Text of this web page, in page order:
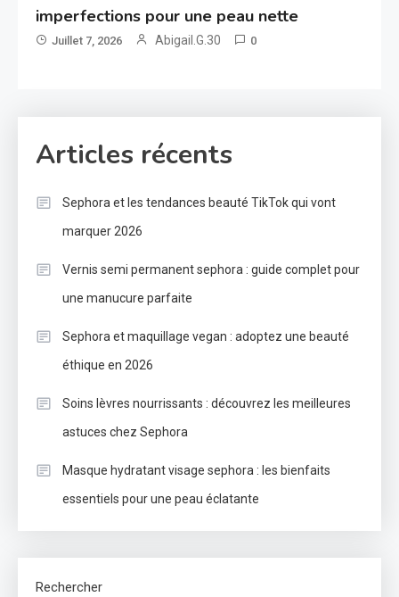
imperfections pour une peau nette
Juillet 7, 2026 Abigail.G.30 0
Articles récents
Sephora et les tendances beauté TikTok qui vont
marquer 2026
Vernis semi permanent sephora : guide complet pour
une manucure parfaite
Sephora et maquillage vegan : adoptez une beauté
éthique en 2026
Soins lèvres nourrissants : découvrez les meilleures
astuces chez Sephora
Masque hydratant visage sephora : les bienfaits
essentiels pour une peau éclatante
Rechercher